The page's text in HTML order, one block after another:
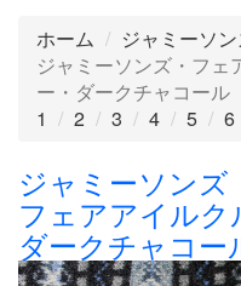
ホーム
ジャミーソ
ジャミーソンズ・フェ
ー・ダークチャコール
1
2 3 4 5 6
ジャミーソンズ
フェアアイル
ダークチャコー